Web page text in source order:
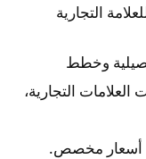
التجارية
وخطط
التجارية،
أسعار مخصص.